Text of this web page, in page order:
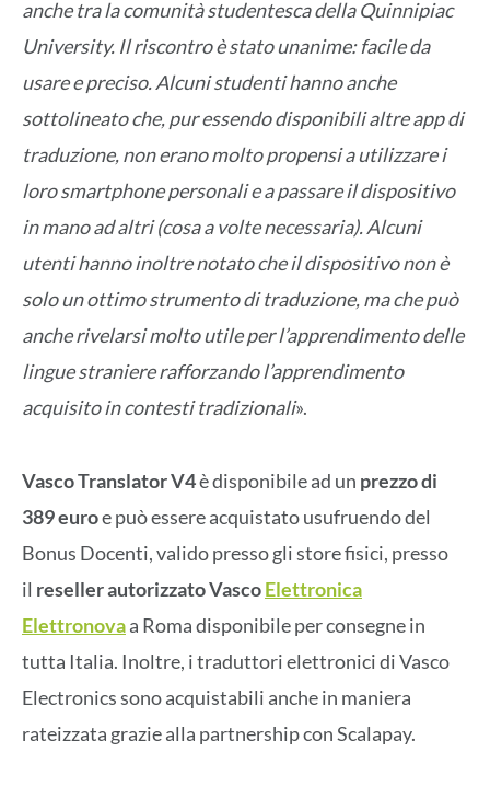
anche tra la comunità studentesca della Quinnipiac
University. Il riscontro è stato unanime: facile da
usare e preciso.Alcuni studenti hanno anche
sottolineato che, pur essendo disponibili altre app di
traduzione, non erano molto propensi a utilizzare i
loro smartphone personali e a passare il dispositivo
in mano ad altri (cosa a volte necessaria). Alcuni
utenti hanno inoltre notato che il dispositivo non è
solo un ottimo strumento di traduzione, ma che può
anche rivelarsi molto utile per l’apprendimento delle
lingue straniere rafforzando l’apprendimento
acquisito in contesti tradizionali».
Vasco Translator V4è disponibile ad un prezzo di
389 euroe può essere acquistato usufruendo del
Bonus Docenti, valido presso gli store fisici, presso
il reseller autorizzato VascoElettronica
Elettronovaa Roma disponibile per consegne in
tutta Italia. Inoltre, i traduttori elettronici di Vasco
Electronics sono acquistabili anche in maniera
rateizzata grazie alla partnership con Scalapay.